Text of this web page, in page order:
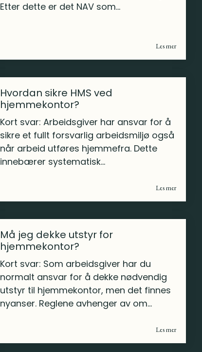
Etter dette er det NAV som...
Les mer
Hvordan sikre HMS ved
hjemmekontor?
Kort svar: Arbeidsgiver har ansvar for å
sikre et fullt forsvarlig arbeidsmiljø også
når arbeid utføres hjemmefra. Dette
innebærer systematisk...
Les mer
Må jeg dekke utstyr for
hjemmekontor?
Kort svar: Som arbeidsgiver har du
normalt ansvar for å dekke nødvendig
utstyr til hjemmekontor, men det finnes
nyanser. Reglene avhenger av om...
Les mer